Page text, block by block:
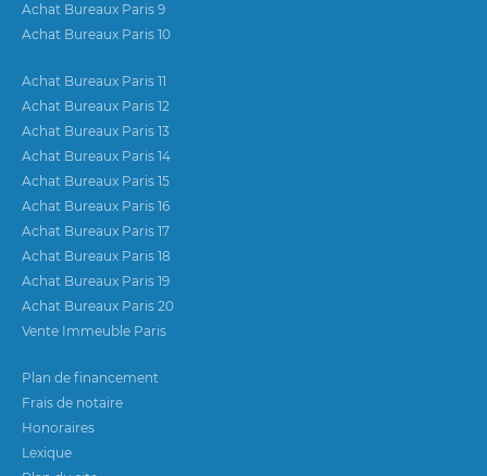
Achat Bureaux Paris 9
Achat Bureaux Paris 10
Achat Bureaux Paris 11
Achat Bureaux Paris 12
Achat Bureaux Paris 13
Achat Bureaux Paris 14
Achat Bureaux Paris 15
Achat Bureaux Paris 16
Achat Bureaux Paris 17
Achat Bureaux Paris 18
Achat Bureaux Paris 19
Achat Bureaux Paris 20
Vente Immeuble Paris
Plan de financement
Frais de notaire
Honoraires
Lexique